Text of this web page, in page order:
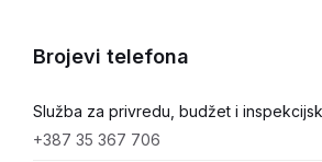
Brojevi telefona
Služba za privredu, budžet i
+387 35 367 706